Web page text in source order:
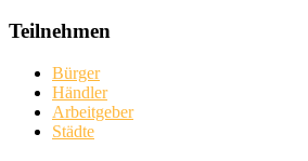
Teilnehmen
Bürger
Händler
Arbeitgeber
Städte